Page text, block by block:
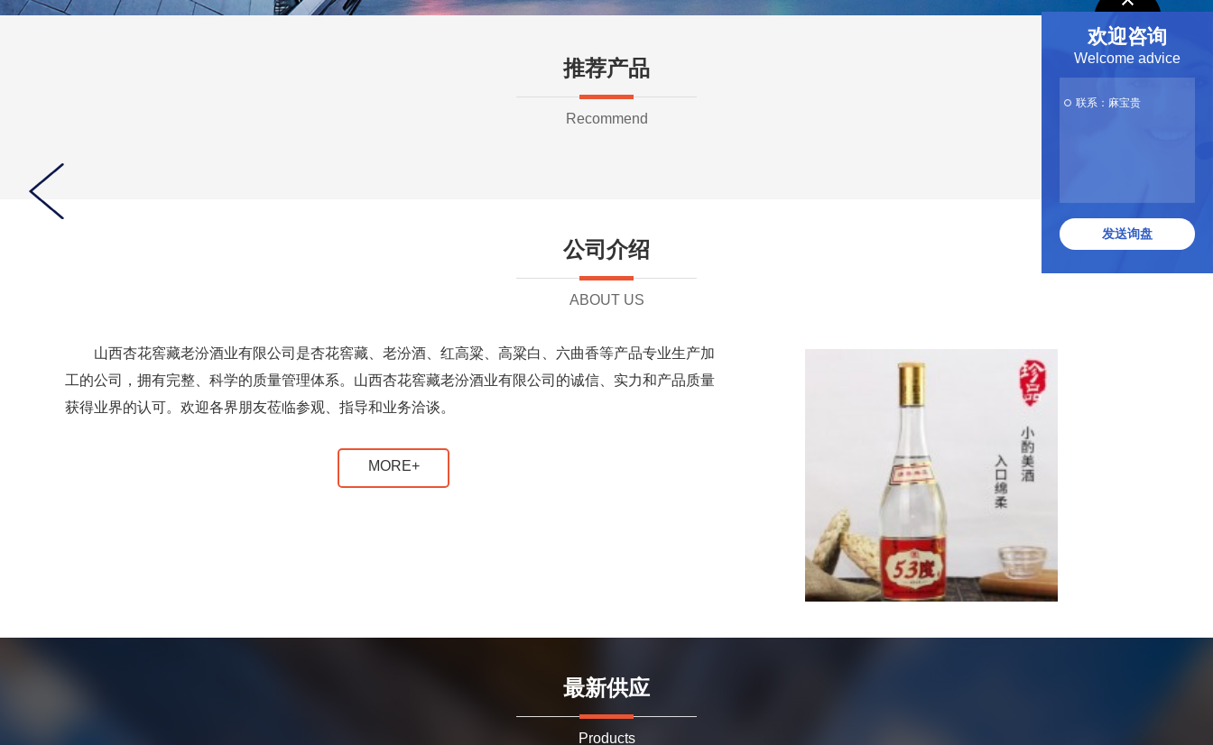
推荐产品
Recommend
公司介绍
ABOUT US
山西杏花窖藏老汾酒业有限公司是杏花窖藏、老汾酒、红高粱、高粱白、六曲香等产品专业生产加
工的公司，拥有完整、科学的质量管理体系。山西杏花窖藏老汾酒业有限公司的诚信、实力和产品质量
获得业界的认可。欢迎各界朋友莅临参观、指导和业务洽谈。
MORE+
最新供应
Products
欢迎咨询
Welcome advice
联系：麻宝贵
发送询盘